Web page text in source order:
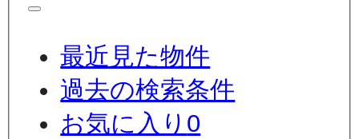
最近見た物件
過去の検索条件
お気に入り 0